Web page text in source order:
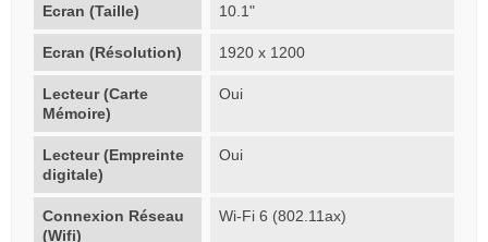
Ecran (Taille) 10.1"
Ecran (Résolution) 1920 x 1200
Lecteur (Carte
Mémoire)
Oui
Lecteur (Empreinte
digitale)
Oui
Connexion Réseau
(Wifi)
Wi-Fi 6 (802.11ax)